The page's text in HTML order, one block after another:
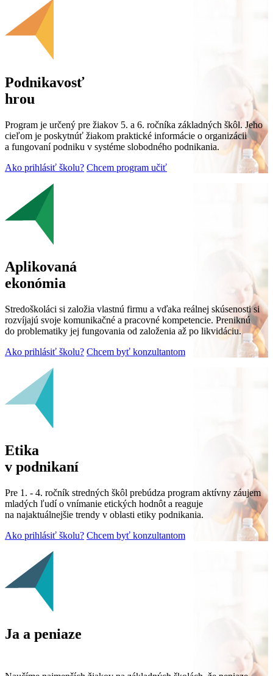
Podnikavosť
hrou
Program je určený pre žiakov 5. a 6. ročníka základných škôl. Jeho
cieľom je poskytnúť žiakom praktické informácie o organizácii
a fungovaní podniku v systéme slobodného podnikania.
Ako prihlásiť školu? Chcem program učiť
Aplikovaná
ekonómia
Stredoškoláci si založia vlastnú firmu a vďaka reálnej skúsenosti si
rozvíjajú svoje komunikačné a pracovné kompetencie. Preniknú
do problematiky jej fungovania od založenia až po likvidáciu.
Ako prihlásiť školu? Chcem byť konzultantom
Etika
v podnikaní
Pre 1. - 4. ročník stredných škôl prebúdza program aktívny záujem
mladých ľudí o vnímanie etických hodnôt a reaguje
na najaktuálnejšie trendy v oblasti etiky podnikania.
Ako prihlásiť školu? Chcem byť konzultantom
Ja a peniaze